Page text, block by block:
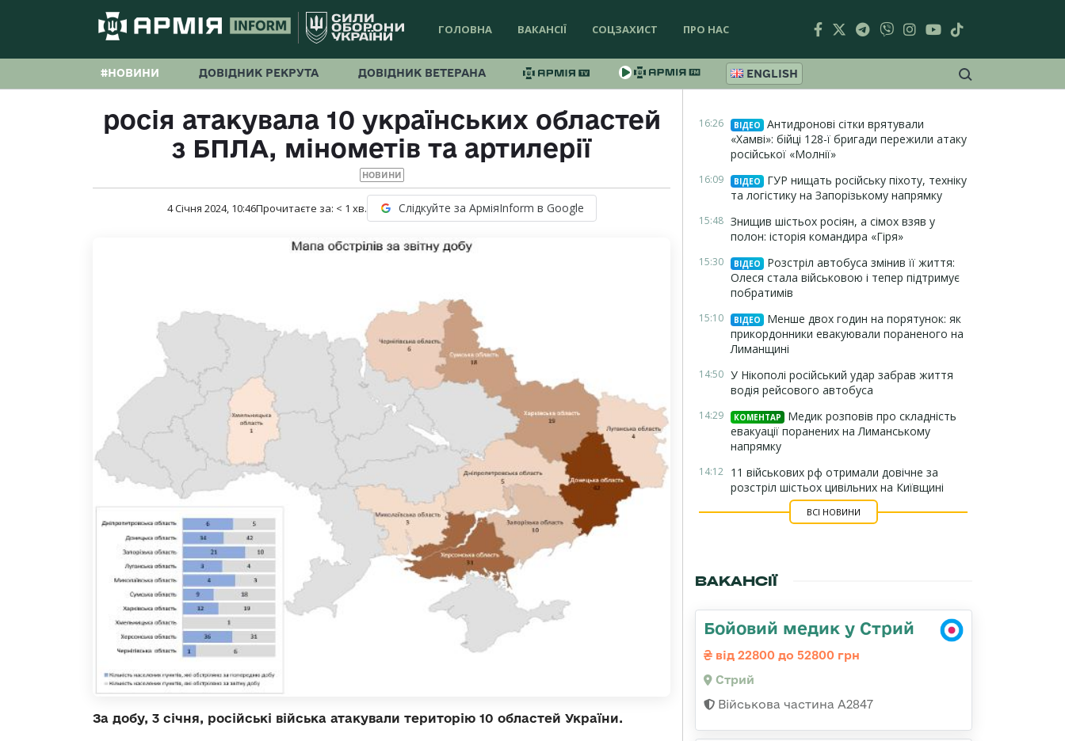
ГОЛОВНА ВАКАНСІЇ СОЦЗАХИСТ ПРО НАС
#НОВИНИ ДОВІДНИК РЕКРУТА ДОВІДНИК ВЕТЕРАНА ENGLISH
росія атакувала 10 українських областей
з БПЛА, мінометів та артилерії
НОВИНИ
4 Січня 2024, 10:46Прочитаєте за: < 1 хв. Слідкуйте за АрміяInform в Google
За добу, 3 січня, російські війська атакували територію 10 областей України.
16:26 ВІДЕО
Антидронові сітки врятували
«Хамві»: бійці 128-ї бригади пережили атаку
російської «Молнії»
16:09 ВІДЕО
ГУР нищать російську піхоту, техніку
та логістику на Запорізькому напрямку
15:48 Знищив шістьох росіян, а сімох взяв у
полон: історія командира «Гіря»
15:30 ВІДЕО
Розстріл автобуса змінив її життя:
Олеся стала військовою і тепер підтримує
побратимів
15:10 ВІДЕО
Менше двох годин на порятунок: як
прикордонники евакуювали пораненого на
Лиманщині
14:50 У Нікополі російський удар забрав життя
водія рейсового автобуса
14:29 КОМЕНТАР
Медик розповів про складність
евакуації поранених на Лиманському
напрямку
14:12 11 військових рф отримали довічне за
розстріл шістьох цивільних на Київщині
ВСІ НОВИНИ
ВАКАНСІЇ
Бойовий медик у Стрий
від 22800 до 52800 грн
Стрий
Військова частина А2847